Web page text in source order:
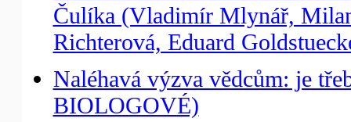
Čulíka (Vladimír Mlynář,
Richterová, Eduard
Naléhavá výzva vědcům: je
BIOLOGOVÉ)